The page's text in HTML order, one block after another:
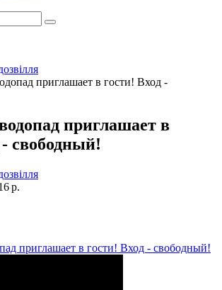
приглашает в гости! Вход -
приглашает в
свободный!
р.